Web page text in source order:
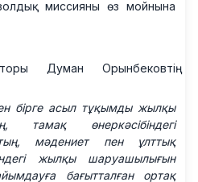
миссияны өз мойнына
Думан Орынбековтің
бірге асыл тұқымды жылқы
тамақ өнеркәсібіндегі
мәдениет пен ұлттық
жылқы шаруашылығын
бағытталған ортақ